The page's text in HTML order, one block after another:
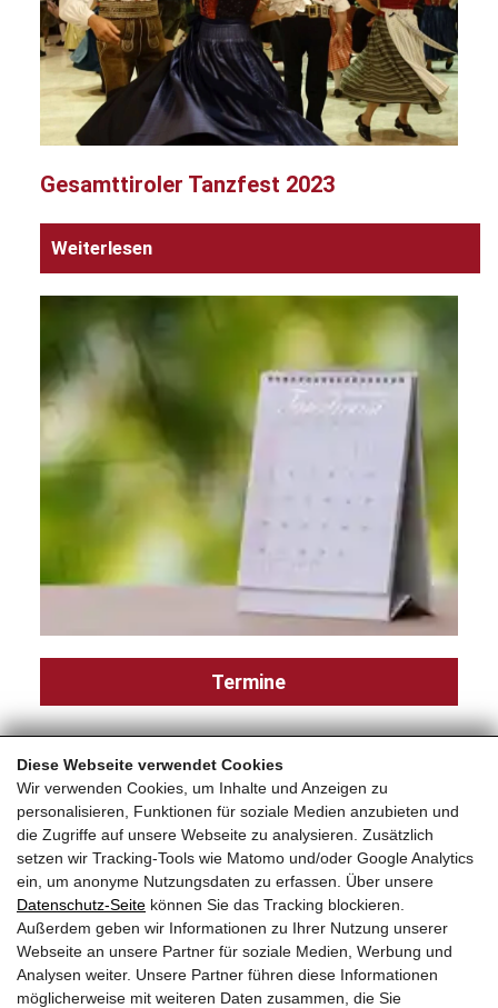
Gesamttiroler Tanzfest 2023
Weiterlesen
Termine
Die Saalfeldner Tanzlmusi
Haid 6
A-5760 Saalfelden
Diese Webseite verwendet Cookies
Wir verwenden Cookies, um Inhalte und Anzeigen zu
personalisieren, Funktionen für soziale Medien anzubieten und
die Zugriffe auf unsere Webseite zu analysieren. Zusätzlich
setzen wir Tracking-Tools wie Matomo und/oder Google Analytics
ein, um anonyme Nutzungsdaten zu erfassen. Über unsere
Datenschutz-Seite können Sie das Tracking blockieren.
Außerdem geben wir Informationen zu Ihrer Nutzung unserer
Webseite an unsere Partner für soziale Medien, Werbung und
Analysen weiter. Unsere Partner führen diese Informationen
möglicherweise mit weiteren Daten zusammen, die Sie